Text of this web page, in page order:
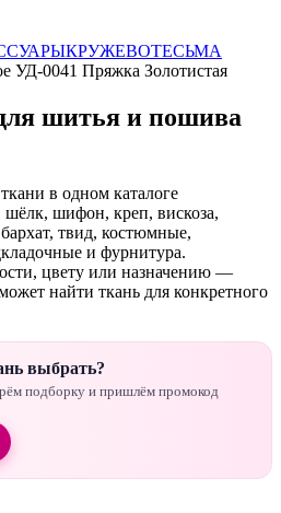
КРУЖЕВОТЕСЬМА
УД-0041 Пряжка Золотистая
шитья и пошива
в одном каталоге
шифон, креп, вискоза,
твид, костюмные,
и фурнитура.
цвету или назначению —
найти ткань для конкретного
выбрать?
подборку и пришлём промокод